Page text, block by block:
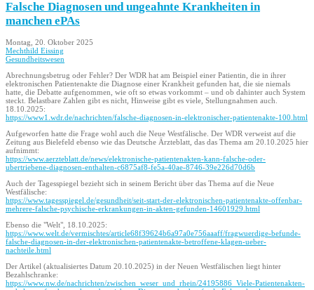
Falsche Diagnosen und ungeahnte Krankheiten in
manchen ePAs
Montag, 20. Oktober 2025
Mechthild Eissing
Gesundheitswesen
Abrechnungsbetrug oder Fehler? Der WDR hat am Beispiel einer Patientin, die in ihrer
elektronischen Patientenakte die Diagnose einer Krankheit gefunden hat, die sie niemals
hatte, die Debatte aufgenommen, wie oft so etwas vorkommt – und ob dahinter auch System
steckt. Belastbare Zahlen gibt es nicht, Hinweise gibt es viele, Stellungnahmen auch.
18.10.2025:
https://www1.wdr.de/nachrichten/falsche-diagnosen-in-elektronischer-patientenakte-100.html
Aufgeworfen hatte die Frage wohl auch die Neue Westfälische. Der WDR verweist auf die
Zeitung aus Bielefeld ebenso wie das Deutsche Ärzteblatt, das das Thema am 20.10.2025 hier
aufnimmt:
https://www.aerzteblatt.de/news/elektronische-patientenakten-kann-falsche-oder-
ubertriebene-diagnosen-enthalten-c6875af8-fe5a-40ae-8746-39e226d70d6b
Auch der Tagesspiegel bezieht sich in seinem Bericht über das Thema auf die Neue
Westfälische:
https://www.tagesspiegel.de/gesundheit/seit-start-der-elektronischen-patientenakte-offenbar-
mehrere-falsche-psychische-erkrankungen-in-akten-gefunden-14601929.html
Ebenso die "Welt", 18.10.2025:
https://www.welt.de/vermischtes/article68f39624b6a97a0e756aaaff/fragwuerdige-befunde-
falsche-diagnosen-in-der-elektronischen-patientenakte-betroffene-klagen-ueber-
nachteile.html
Der Artikel (aktualisiertes Datum 20.10.2025) in der Neuen Westfälischen liegt hinter
Bezahlschranke:
https://www.nw.de/nachrichten/zwischen_weser_und_rhein/24195886_Viele-Patientenakten-